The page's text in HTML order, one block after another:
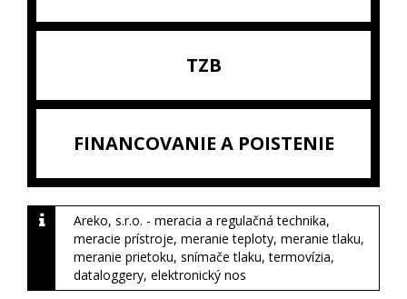
TZB
FINANCOVANIE A POISTENIE
Areko, s.r.o. - meracia a regulačná technika,
meracie prístroje, meranie teploty, meranie tlaku,
meranie prietoku, snímače tlaku, termovízia,
dataloggery, elektronický nos